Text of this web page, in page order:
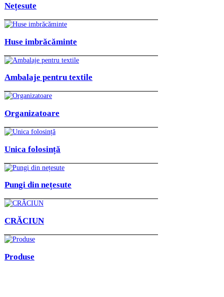
Nețesute
Huse imbrăcăminte
Ambalaje pentru textile
Organizatoare
Unica folosință
Pungi din nețesute
CRĂCIUN
Produse